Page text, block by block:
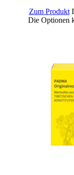
Zum Produkt
Die Optionen